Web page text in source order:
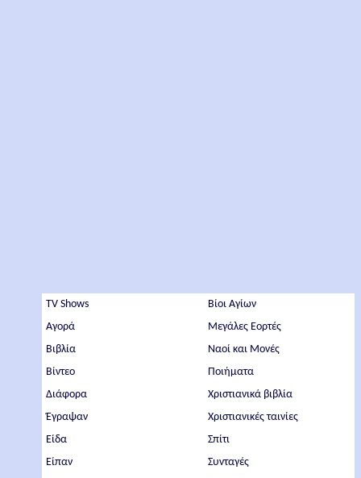
TV Shows
Αγορά
Βιβλία
Βίντεο
Διάφορα
Έγραψαν
Είδα
Είπαν
Βίοι Αγίων
Μεγάλες Εορτές
Ναοί και Μονές
Ποιήματα
Χριστιανικά βιβλία
Χριστιανικές ταινίες
Σπίτι
Συνταγές